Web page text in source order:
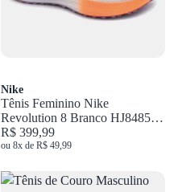
Nike
Tênis Feminino Nike
Revolution 8 Branco HJ8485-
108
R$ 399,99
ou 8x de R$ 49,99